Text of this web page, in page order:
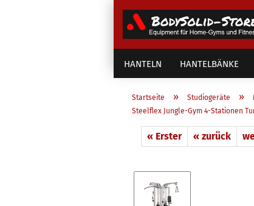
HANTELN HANTELBÄNKE
Startseite » Studiogeräte »
Steelflex Jungle-Gym 4-Stationen
« Erster « zurück